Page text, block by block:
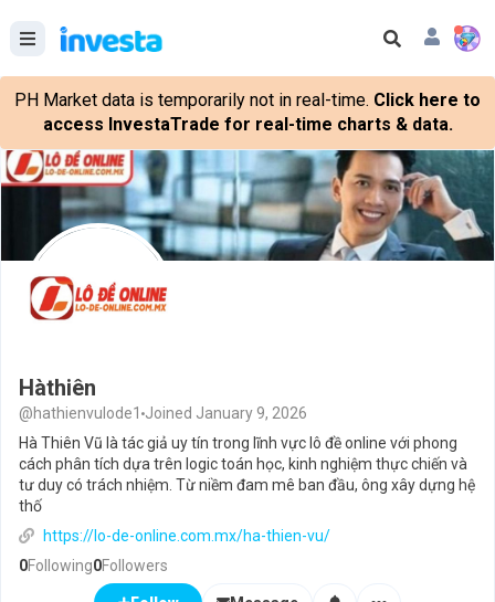
PH Market data is temporarily not in real-time. Click here to
access InvestaTrade for real-time charts & data.
Hàthiên
@hathienvulode1 Joined January 9, 2026
Hà Thiên Vũ là tác giả uy tín trong lĩnh vực lô đề online với phong
cách phân tích dựa trên logic toán học, kinh nghiệm thực chiến và
tư duy có trách nhiệm. Từ niềm đam mê ban đầu, ông xây dựng hệ
thố
https://lo-de-online.com.mx/ha-thien-vu/
0Following0Followers